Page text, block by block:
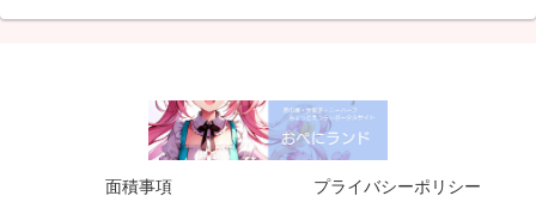
面積事項 プライバシーポリシー